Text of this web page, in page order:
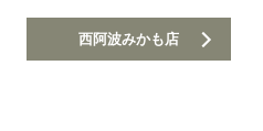
西阿波みかも店